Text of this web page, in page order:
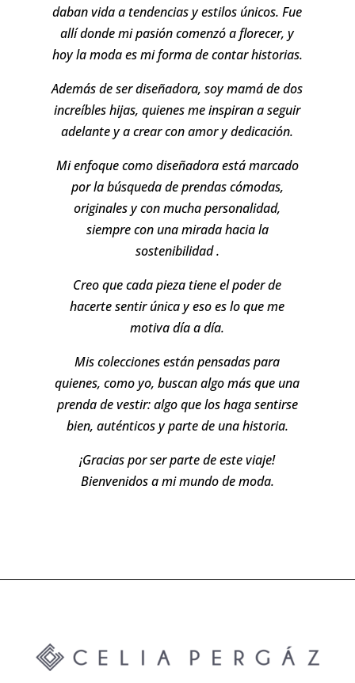
daban vida a tendencias y estilos únicos. Fue
allí donde mi pasión comenzó a florecer, y
hoy la moda es mi forma de contar historias.
Además de ser diseñadora, soy mamá de dos
increíbles hijas, quienes me inspiran a seguir
adelante y a crear con amor y dedicación.
Mi enfoque como diseñadora está marcado
por la búsqueda de prendas cómodas,
originales y con mucha personalidad,
siempre con una mirada hacia la
sostenibilidad .
Creo que cada pieza tiene el poder de
hacerte sentir única y eso es lo que me
motiva día a día.
Mis colecciones están pensadas para
quienes, como yo, buscan algo más que una
prenda de vestir: algo que los haga sentirse
bien, auténticos y parte de una historia.
¡Gracias por ser parte de este viaje!
Bienvenidos a mi mundo de moda.